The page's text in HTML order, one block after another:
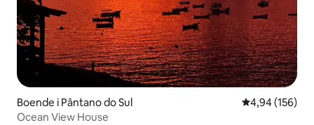
Boende i Pântano do Sul 4,94 av 5 i
4,94 (156)
Ocean View House